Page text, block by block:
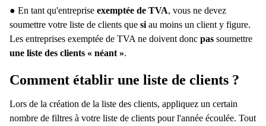
● En tant qu'entreprise exemptée de TVA, vous ne devez
soumettre votre liste de clients que siau moins un client y figure.
Les entreprises exemptée de TVA ne doivent donc pas soumettre
une liste des clients « néant ».
Comment établir une liste de clients ?
Lors de la création de la liste des clients, appliquez un certain
nombre de filtres à votre liste de clients pour l'année écoulée. Tout